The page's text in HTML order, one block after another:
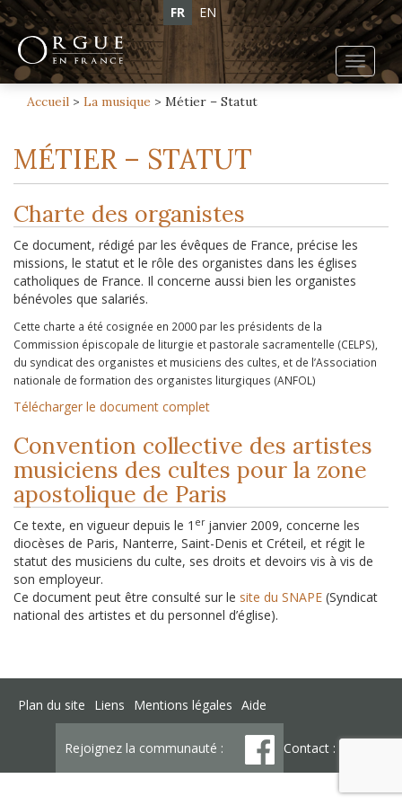
FR EN
Accueil > La musique > Métier – Statut
MÉTIER – STATUT
Charte des organistes
Ce document, rédigé par les évêques de France, précise les
missions, le statut et le rôle des organistes dans les églises
catholiques de France. Il concerne aussi bien les organistes
bénévoles que salariés.
Cette charte a été cosignée en 2000 par les présidents de la
Commission épiscopale de liturgie et pastorale sacramentelle (CELPS),
du syndicat des organistes et musiciens des cultes, et de l’Association
nationale de formation des organistes liturgiques (ANFOL)
Télécharger le document complet
Convention collective des artistes
musiciens des cultes pour la zone
apostolique de Paris
Ce texte, en vigueur depuis le 1 erjanvier 2009, concerne les
diocèses de Paris, Nanterre, Saint-Denis et Créteil, et régit le
statut des musiciens du culte, ses droits et devoirs vis à vis de
son employeur.
Ce document peut être consulté sur le site du SNAPE (Syndicat
national des artistes et du personnel d’église).
Plan du site Liens Mentions légales Aide
Rejoignez la communauté : Contact :